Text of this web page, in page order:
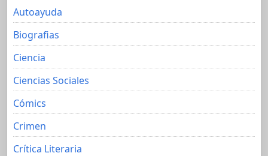
Autoayuda
Biografias
Ciencia
Ciencias Sociales
Cómics
Crimen
Crítica Literaria